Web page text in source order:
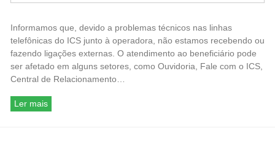
Informamos que, devido a problemas técnicos nas linhas
telefônicas do ICS junto à operadora, não estamos recebendo ou
fazendo ligações externas. O atendimento ao beneficiário pode
ser afetado em alguns setores, como Ouvidoria, Fale com o ICS,
Central de Relacionamento…
Ler mais